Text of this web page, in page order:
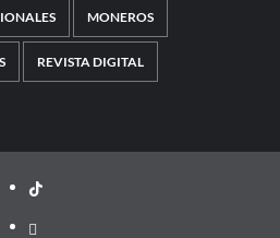
MONEROS
REVISTA DIGITAL
TikTok
threads